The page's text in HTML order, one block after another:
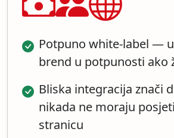
Potpuno white-label —
brend u potpunosti ako
Bliska integracija znači
nikada ne moraju
stranicu